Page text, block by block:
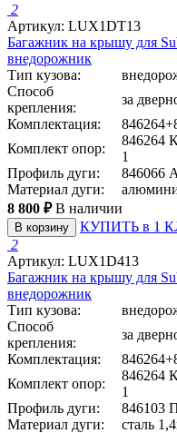
2
Артикул: LUX1DT13
Багажник на крышу для
внедорожник
Тип кузова:
Способ
крепления:
за
Комплектация:
Комплект опор:
846264
1
Профиль дуги:
846066
Материал дуги:
8 800 ₽ В наличии
В корзину
КУПИТЬ в 1
2
Артикул: LUX1D413
Багажник на крышу для
внедорожник
Тип кузова:
Способ
крепления:
за
Комплектация:
Комплект опор:
846264
1
Профиль дуги:
846103
Материал дуги:
сталь